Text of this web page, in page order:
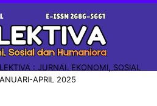
: JURNAL EKONOMI, SOSIAL
APRIL 2025